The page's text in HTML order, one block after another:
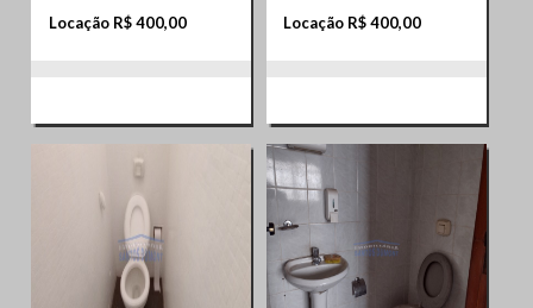
Locação R$ 400,00 Locação R$ 400,00